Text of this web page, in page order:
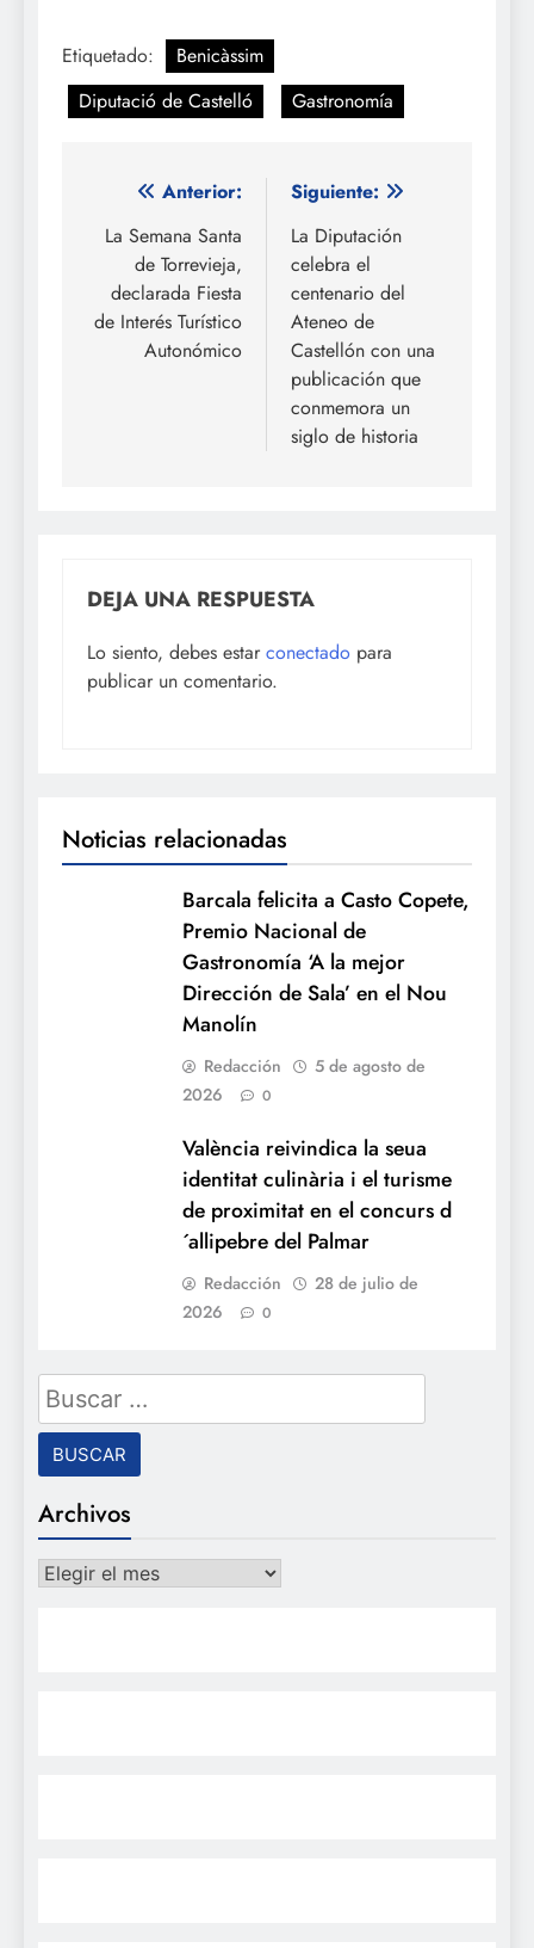
Etiquetado:
Benicàssim
Diputació de Castelló
Gastronomía
Navegación
de
entradas
Anterior:
La Semana Santa
de Torrevieja,
declarada Fiesta
de Interés Turístico
Autonómico
Siguiente:
La Diputación
celebra el
centenario del
Ateneo de
Castellón con una
publicación que
conmemora un
siglo de historia
DEJA UNA RESPUESTA
Lo siento, debes estar conectado para
publicar un comentario.
Noticias relacionadas
Barcala felicita a Casto Copete,
Premio Nacional de
Gastronomía ‘A la mejor
Dirección de Sala’ en el Nou
Manolín
Redacción
5 de agosto de
2026
0
València reivindica la seua
identitat culinària i el turisme
de proximitat en el concurs d
´allipebre del Palmar
Redacción
28 de julio de
2026
0
Buscar:
Archivos
Archivos